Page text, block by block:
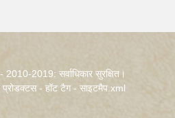
2010-2019: सर्वाधिकार सुरक्षित।
प्रोडक्टस- हॉट टैग- साइटमैप.xml